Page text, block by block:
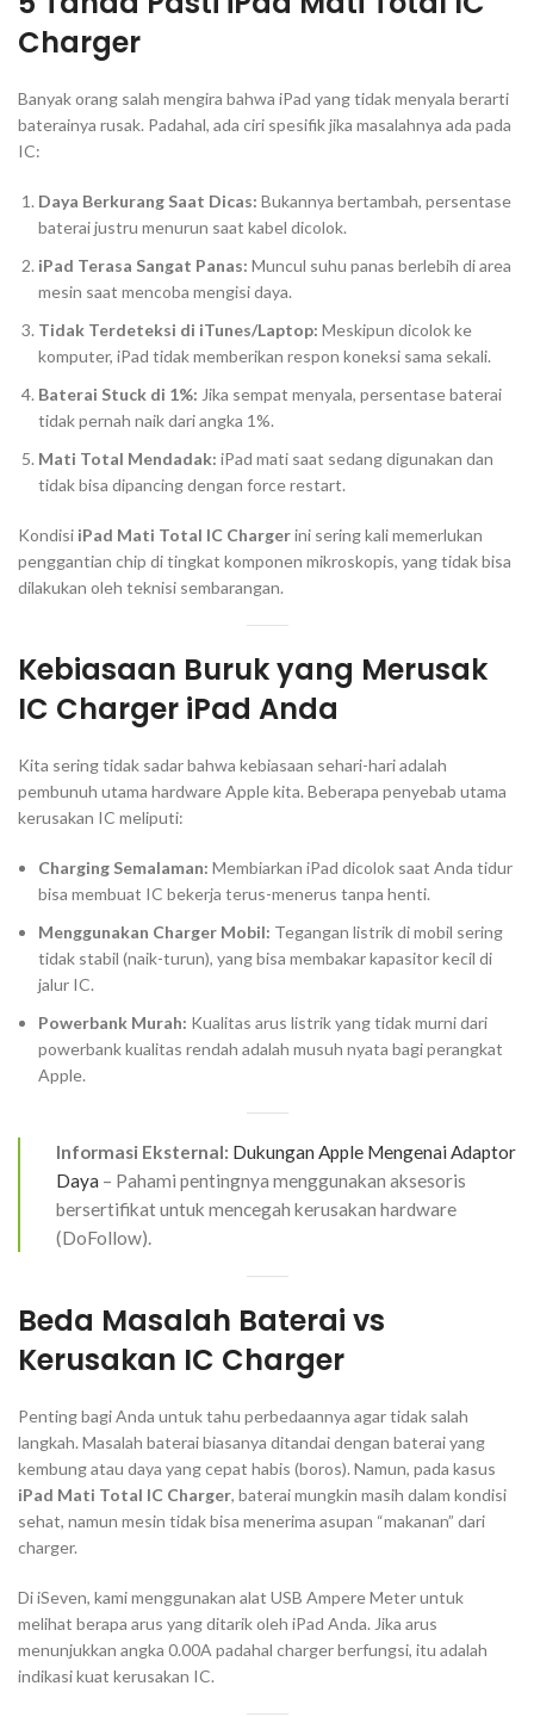
Charger
Banyak orang salah mengira bahwa iPad yang tidak menyala berarti
baterainya rusak. Padahal, ada ciri spesifik jika masalahnya ada pada
IC:
Daya Berkurang Saat Dicas: Bukannya bertambah, persentase
baterai justru menurun saat kabel dicolok.
iPad Terasa Sangat Panas: Muncul suhu panas berlebih di area
mesin saat mencoba mengisi daya.
Tidak Terdeteksi di iTunes/Laptop: Meskipun dicolok ke
komputer, iPad tidak memberikan respon koneksi sama sekali.
Baterai Stuck di 1%: Jika sempat menyala, persentase baterai
tidak pernah naik dari angka 1%.
Mati Total Mendadak: iPad mati saat sedang digunakan dan
tidak bisa dipancing dengan force restart.
Kondisi iPad Mati Total IC Chargerini sering kali memerlukan
penggantian chip di tingkat komponen mikroskopis, yang tidak bisa
dilakukan oleh teknisi sembarangan.
Kebiasaan Buruk yang Merusak
IC Charger iPad Anda
Kita sering tidak sadar bahwa kebiasaan sehari-hari adalah
pembunuh utama hardware Apple kita. Beberapa penyebab utama
kerusakan IC meliputi:
Charging Semalaman: Membiarkan iPad dicolok saat Anda tidur
bisa membuat IC bekerja terus-menerus tanpa henti.
Menggunakan Charger Mobil: Tegangan listrik di mobil sering
tidak stabil (naik-turun), yang bisa membakar kapasitor kecil di
jalur IC.
Powerbank Murah: Kualitas arus listrik yang tidak murni dari
powerbank kualitas rendah adalah musuh nyata bagi perangkat
Apple.
Informasi Eksternal: Dukungan Apple Mengenai Adaptor
Daya – Pahami pentingnya menggunakan aksesoris
bersertifikat untuk mencegah kerusakan hardware
(DoFollow).
Beda Masalah Baterai vs
Kerusakan IC Charger
Penting bagi Anda untuk tahu perbedaannya agar tidak salah
langkah. Masalah baterai biasanya ditandai dengan baterai yang
kembung atau daya yang cepat habis (boros). Namun, pada kasus
iPad Mati Total IC Charger, baterai mungkin masih dalam kondisi
sehat, namun mesin tidak bisa menerima asupan “makanan” dari
charger.
Di iSeven, kami menggunakan alat USB Ampere Meteruntuk
melihat berapa arus yang ditarik oleh iPad Anda. Jika arus
menunjukkan angka 0.00A padahal charger berfungsi, itu adalah
indikasi kuat kerusakan IC.